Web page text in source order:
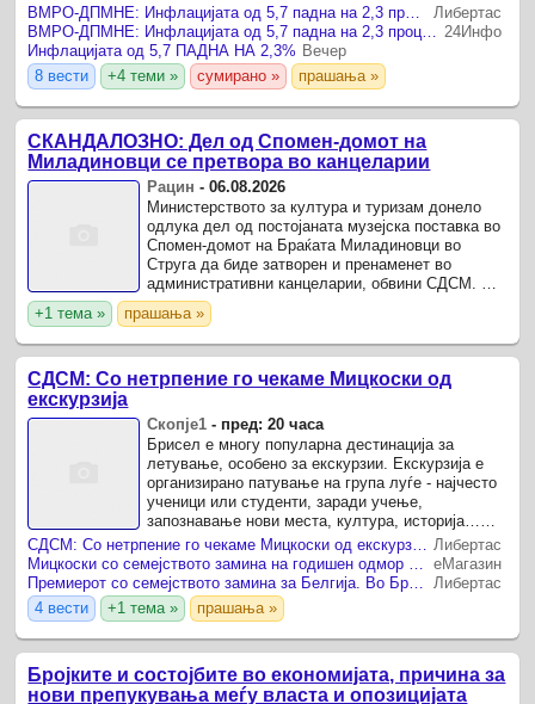
април достигна 5,7%.
ВМРО-ДПМНЕ: Инфлацијата од 5,7 падна на 2,3 проценти
Либертас
ВМРО-ДПМНЕ: Инфлацијата од 5,7 падна на 2,3 проценти 24Инфо
Инфлацијата од 5,7 ПАДНА НА 2,3% Вечер
8 вести
+4 теми » сумирано » прашања »
СКАНДАЛОЗНО: Дел од Спомен-домот на
Миладиновци се претвора во канцеларии
Рацин -06.08.2026
Министерството за култура и туризам донело
одлука дел од постојаната музејска поставка во
Спомен-домот на Браќата Миладиновци во
Струга да биде затворен и пренаменет во
административни канцеларии, обвини СДСМ. Од
опозициската партија оценија дека со одлуката
се намалува ...
+1 тема » прашања »
СДСМ: Со нетрпение го чекаме Мицкоски од
екскурзија
Скопје1 - пред: 20 часа
Брисел е многу популарна дестинација за
летување, особено за екскурзии. Екскурзија е
организирано патување на група луѓе - најчесто
ученици или студенти, заради учење,
запознавање нови места, култура, историја…
или во овој случај, заради одмор и политичко
препакување, велат од ...
СДСМ: Со нетрпение го чекаме Мицкоски од екскурзија Либертас
Мицкоски со семејството замина на годишен одмор во Белгија, ќе ги посетат Бриж и Брисел
еМагазин
Премиерот со семејството замина за Белгија. Во Бриж на екскурзија во Брисел работно
Либертас
4 вести
+1 тема » прашања »
Бројките и состојбите во економијата, причина за
нови препукувања меѓу власта и опозицијата